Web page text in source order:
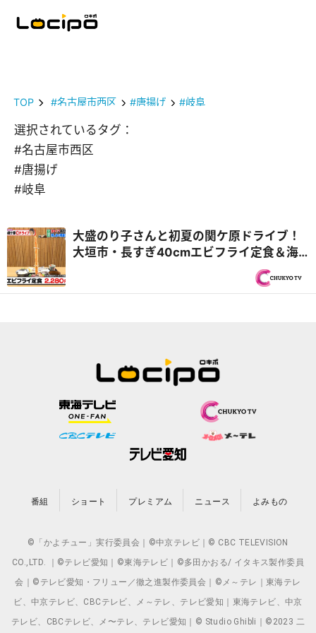
TOP #名古屋市西区 #唐揚げ #岐阜
選択されているタグ：
#名古屋市西区
#唐揚げ
#岐阜
大盛のり子さんと初夏の関ケ原ドライブ！
大垣市・長すぎ40cmエビフライ定食＆海
津市・飛騨牛中華食べ放題！？『PS純金
番組 ショート プレミアム ニュース よみもの
©「かよチュー」実行委員会｜©中京テレビ｜© CBC TELEVISION
CO.,LTD. ｜©テレビ愛知｜©東海テレビ｜©多田かおる/ イタキス製作委員
会｜©テレビ愛知・フリュー／徹之進製作委員会｜©メ～テレ｜東海テレ
ビ、中京テレビ、CBCテレビ、メ～テレ、テレビ愛知｜東海テレビ、中京
テレビ、CBCテレビ、メ〜テレ、テレビ愛知｜© Studio Ghibli｜©2023 二